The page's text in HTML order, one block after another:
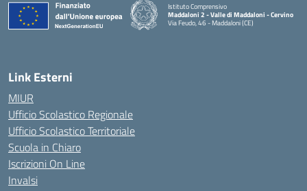
Istituto Comprensivo
Maddaloni 2 - Valle di Maddaloni - Cervino
Via Feudo, 46 - Maddaloni (CE)
Link Esterni
MIUR
Ufficio Scolastico Regionale
Ufficio Scolastico Territoriale
Scuola in Chiaro
Iscrizioni On Line
Invalsi